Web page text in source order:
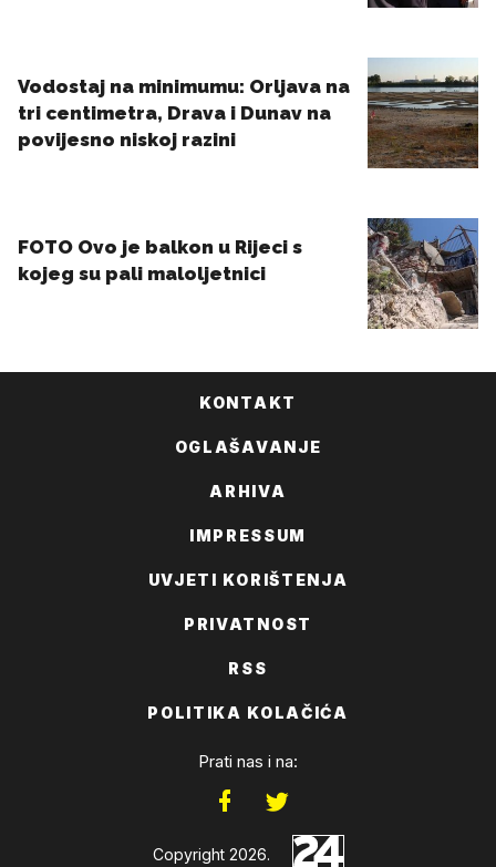
KONTAKT
OGLAŠAVANJE
ARHIVA
IMPRESSUM
UVJETI KORIŠTENJA
PRIVATNOST
RSS
POLITIKA KOLAČIĆA
Prati nas i na:
Copyright 2026.